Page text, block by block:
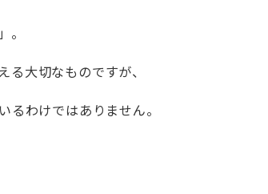
大切なものですが、
るわけではありません。